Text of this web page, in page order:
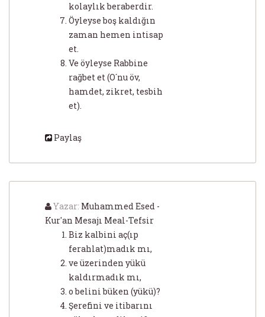
kolaylık beraberdir.
Öyleyse boş kaldığın
zaman hemen intisap
et.
Ve öyleyse Rabbine
rağbet et (O´nu öv,
hamdet, zikret, tesbih
et).
Paylaş
Yazar: Muhammed Esed -
Kur'an Mesajı Meal-Tefsir
Biz kalbini aç(ıp
ferahlat)madık mı,
ve üzerinden yükü
kaldırmadık mı,
o belini büken (yükü)?
Şerefini ve itibarını